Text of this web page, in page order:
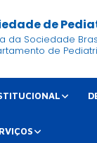
de
da Sociedade
de